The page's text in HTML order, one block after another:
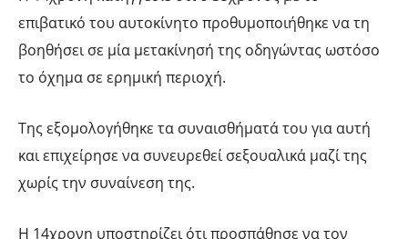
επιβατικό του αυτοκίνητο προθυμοποιήθηκε να τη
βοηθήσει σε μία μετακίνησή της οδηγώντας ωστόσο
το όχημα σε ερημική περιοχή.
Της εξομολογήθηκε τα συναισθήματά του για αυτή
και επιχείρησε να συνευρεθεί σεξουαλικά μαζί της
χωρίς την συναίνεση της.
Η 14χρονη υποστηρίζει ότι προσπάθησε να τον